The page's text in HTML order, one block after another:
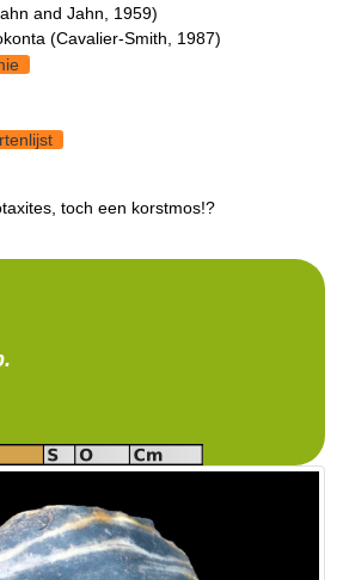
and Jahn, 1959)
(Cavalier-Smith, 1987)
toch een korstmos!?